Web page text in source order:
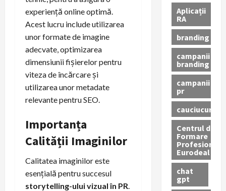
experiență online optimă.
Acest lucru include utilizarea
unor formate de imagine
adecvate, optimizarea
dimensiunii fișierelor pentru
viteza de încărcare și
utilizarea unor metadate
relevante pentru SEO.
Importanța
Calității Imaginilor
Calitatea imaginilor este
esențială pentru succesul
storytelling-ului vizual în PR
Aplicații
RA
branding
campanii
branding
campanii
pr
cauciucuri
Centrul de
Formare
Profesionala
Eurodeal
chat
gpt